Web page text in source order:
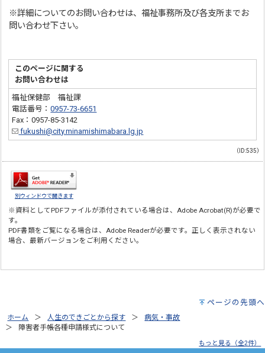
※詳細についてのお問い合わせは、福祉事務所及び各支所までお
問い合わせ下さい。
このページに関する
お問い合わせは
福祉保健部 福祉課
電話番号：0957-73-6651
Fax：0957-85-3142
fukushi@city.minamishimabara.lg.jp
（ID:535）
別ウィンドウで開きます
※資料としてPDFファイルが添付されている場合は、Adobe Acrobat(R)が必要で
す。
PDF書類をご覧になる場合は、Adobe Readerが必要です。正しく表示されない
場合、最新バージョンをご利用ください。
ページの先頭へ
ホーム 人生のできごとから探す
病気・事故
障害者手帳各種申請様式について
もっと見る（全2件）